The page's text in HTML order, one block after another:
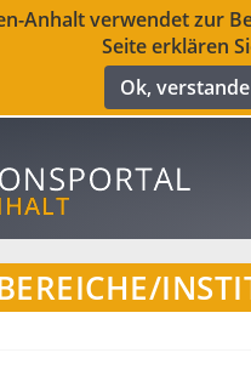
Anhalt verwendet zur
Seite erklären
Ok,